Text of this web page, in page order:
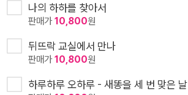
나의 하하를 찾아서
판매가10,800원
뒤뜨락 교실에서 만나
판매가10,800원
하루하루 오하루 - 새똥을 세 번 맞은 날